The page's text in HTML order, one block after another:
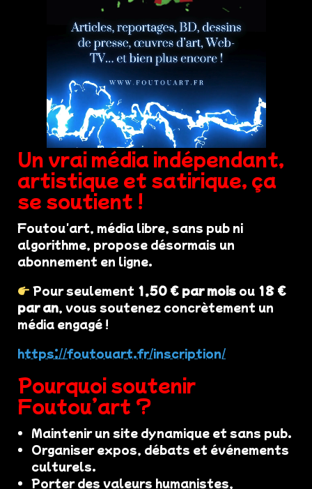
Un vrai média indépendant,
artistique et satirique, ça
se soutient !
Foutou'art, média libre, sans pub ni
algorithme, propose désormais un
abonnement en ligne.
Pour seulement 1,50 € par mois ou 18 €
par an, vous soutenez concrètement un
média engagé !
https://foutouart.fr/inscription/
Pourquoi soutenir
Foutou’art ?
Maintenir un site dynamique et sans pub.
Organiser expos, débats et événements
culturels.
Porter des valeurs humanistes,